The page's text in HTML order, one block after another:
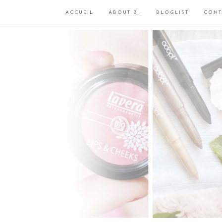
ACCUEIL ABOUT B… BLOGLIST